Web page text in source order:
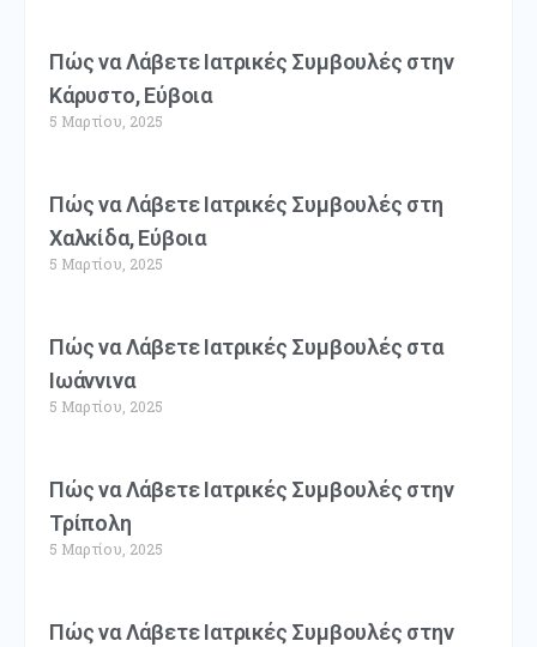
Πώς να Λάβετε Ιατρικές Συμβουλές στην
Κάρυστο, Εύβοια
5 Μαρτίου, 2025
Πώς να Λάβετε Ιατρικές Συμβουλές στη
Χαλκίδα, Εύβοια
5 Μαρτίου, 2025
Πώς να Λάβετε Ιατρικές Συμβουλές στα
Ιωάννινα
5 Μαρτίου, 2025
Πώς να Λάβετε Ιατρικές Συμβουλές στην
Τρίπολη
5 Μαρτίου, 2025
Πώς να Λάβετε Ιατρικές Συμβουλές στην